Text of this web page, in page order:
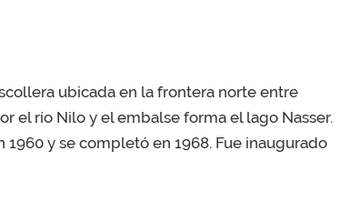
ubicada en la frontera norte entre
el río Nilo y el embalse forma el lago Nasser.
y se completó en 1968. Fue inaugurado